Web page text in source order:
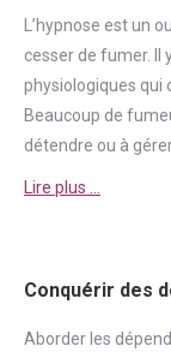
L’hypnose est un
cesser de fumer. Il
physiologiques qui
Beaucoup de
détendre ou à
Lire plus …
Conquérir des
Aborder les